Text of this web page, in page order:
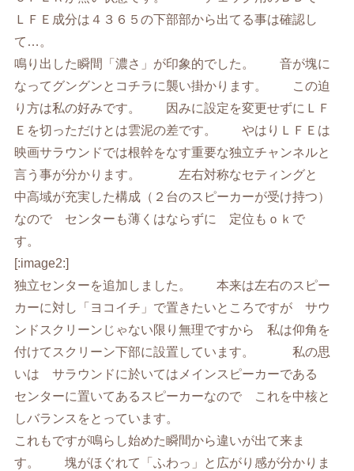
ＬＦＥ成分は４３６５の下部部から出てる事は確認し
て…。
鳴り出した瞬間「濃さ」が印象的でした。 音が塊に
なってグングンとコチラに襲い掛かります。 この迫
り方は私の好みです。 因みに設定を変更せずにＬＦ
Ｅを切っただけとは雲泥の差です。 やはりＬＦＥは
映画サラウンドでは根幹をなす重要な独立チャンネルと
言う事が分かります。 左右対称なセティングと
中高域が充実した構成（２台のスピーカーが受け持つ）
なので センターも薄くはならずに 定位もｏｋで
す。
[:image2:]
独立センターを追加しました。 本来は左右のスピー
カーに対し「ヨコイチ」で置きたいところですが サウ
ンドスクリーンじゃない限り無理ですから 私は仰角を
付けてスクリーン下部に設置しています。 私の思
いは サラウンドに於いてはメインスピーカーである
センターに置いてあるスピーカーなので これを中核と
しバランスをとっています。
これもですが鳴らし始めた瞬間から違いが出て来ま
す。 塊がほぐれて「ふわっ」と広がり感が分かりま